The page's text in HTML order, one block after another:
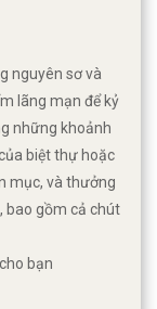
nguyên sơ và
lãng mạn để kỷ
những khoảnh
biệt thự hoặc
mục, và thưởng
bao gồm cả chút
bạn.
bạn